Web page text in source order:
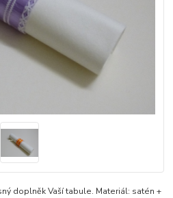
doplněk Vaší tabule. Materiál: satén +